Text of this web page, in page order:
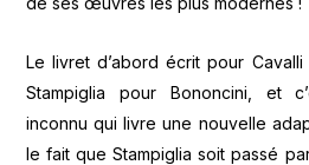
Le livret d’abord écrit pour
Stampiglia pour Bononcini, et
inconnu qui livre une nouvelle
le fait que Stampiglia soit passé